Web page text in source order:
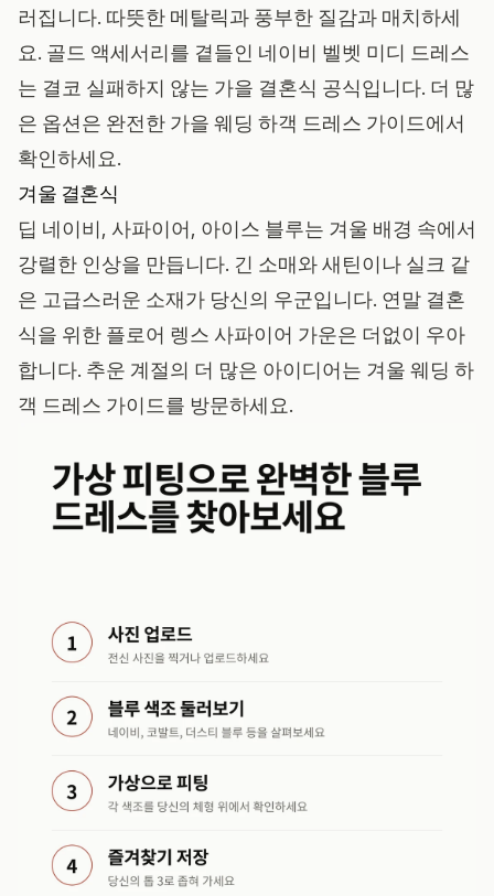
러집니다. 따뜻한 메탈릭과 풍부한 질감과 매치하세
요. 골드 액세서리를 곁들인 네이비 벨벳 미디 드레스
는 결코 실패하지 않는 가을 결혼식 공식입니다. 더 많
은 옵션은 완전한 가을 웨딩 하객 드레스 가이드에서
확인하세요.
겨울 결혼식
딥 네이비, 사파이어, 아이스 블루는 겨울 배경 속에서
강렬한 인상을 만듭니다. 긴 소매와 새틴이나 실크 같
은 고급스러운 소재가 당신의 우군입니다. 연말 결혼
식을 위한 플로어 렝스 사파이어 가운은 더없이 우아
합니다. 추운 계절의 더 많은 아이디어는 겨울 웨딩 하
객 드레스 가이드를 방문하세요.